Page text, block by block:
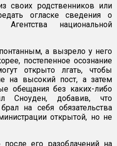
своих родственников или
огласке сведения о
национальной
а вызрело у него
постепенное осознание
открыто лгать, чтобы
на высокий пост, а затем
обещания без каких-либо
Сноуден, добавив, что
на себя обязательства
открытой, но не
после его разоблачений на